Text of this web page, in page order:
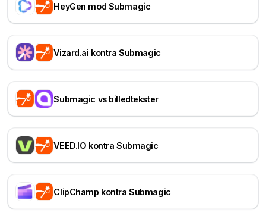
HeyGen mod Submagic
Vizard.ai kontra Submagic
Submagic vs billedtekster
VEED.IO kontra Submagic
ClipChamp kontra Submagic